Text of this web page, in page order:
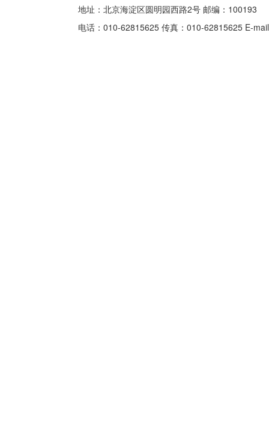
地址：北京海淀区圆明园西路2号 邮编：100193
电话：010-62815625 传真：010-62815625 E-